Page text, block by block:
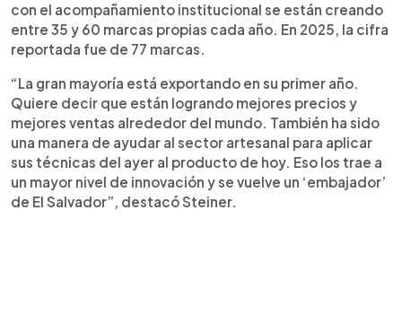
con el acompañamiento institucional se están creando
entre 35 y 60 marcas propias cada año. En 2025, la cifra
reportada fue de 77 marcas.
“La gran mayoría está exportando en su primer año.
Quiere decir que están logrando mejores precios y
mejores ventas alrededor del mundo. También ha sido
una manera de ayudar al sector artesanal para aplicar
sus técnicas del ayer al producto de hoy. Eso los trae a
un mayor nivel de innovación y se vuelve un ‘embajador’
de El Salvador”, destacó Steiner.